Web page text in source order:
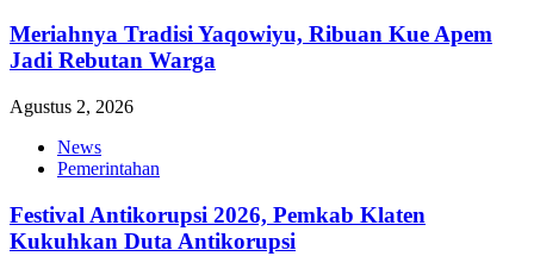
Meriahnya Tradisi Yaqowiyu, Ribuan Kue Apem
Jadi Rebutan Warga
Agustus 2, 2026
News
Pemerintahan
Festival Antikorupsi 2026, Pemkab Klaten
Kukuhkan Duta Antikorupsi